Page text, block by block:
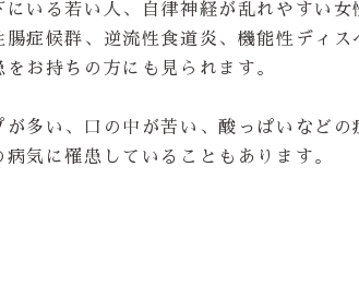
にいる若い人、自律神経が乱れやすい女
腸症候群、逆流性食道炎、機能性ディス
お持ちの方にも見られます。
が多い、口の中が苦い、酸っぱいなどの
気に罹患していることもあります。